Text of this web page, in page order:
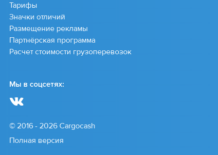
Тарифы
Значки отличий
Размещение рекламы
Партнёрская программа
Расчет стоимости грузоперевозок
Мы в соцсетях:
© 2016 - 2026 Cargocash
Полная версия